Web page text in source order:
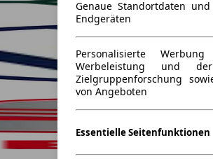
Genaue Standortdaten
Endgeräten
Personalisierte
Werbeleistung und
Zielgruppenforschung
von Angeboten
Essentielle Seitenfunktionen